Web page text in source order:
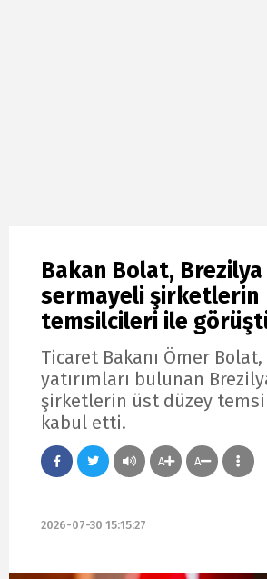
Bakan Bolat, Brezilya
sermayeli şirketlerin
temsilcileri ile
Ticaret Bakanı Ömer Bolat,
yatırımları bulunan
şirketlerin üst düzey
kabul etti.
A A
2026-07-30 15:15:27